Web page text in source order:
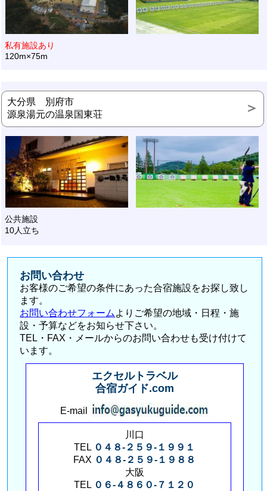
私有施設あり
120m×75m
大分県 別府市
源泉湯元の温泉国東荘
公共施設
10人立ち
お問い合わせ
お客様のご希望の条件にあった合宿施設をお探し致し
ます。
お問い合わせフォームよりご希望の地域・日程・施
設・予算などをお知らせ下さい。
TEL・FAX・メールからのお問い合わせも受け付けて
います。
エクセルトラベル
合宿ガイド.com
E-mail
川口
TEL ０４８-２５９-１９９１
FAX ０４８-２５９-１９８８
大阪
TEL ０６-４８６０-７１２０